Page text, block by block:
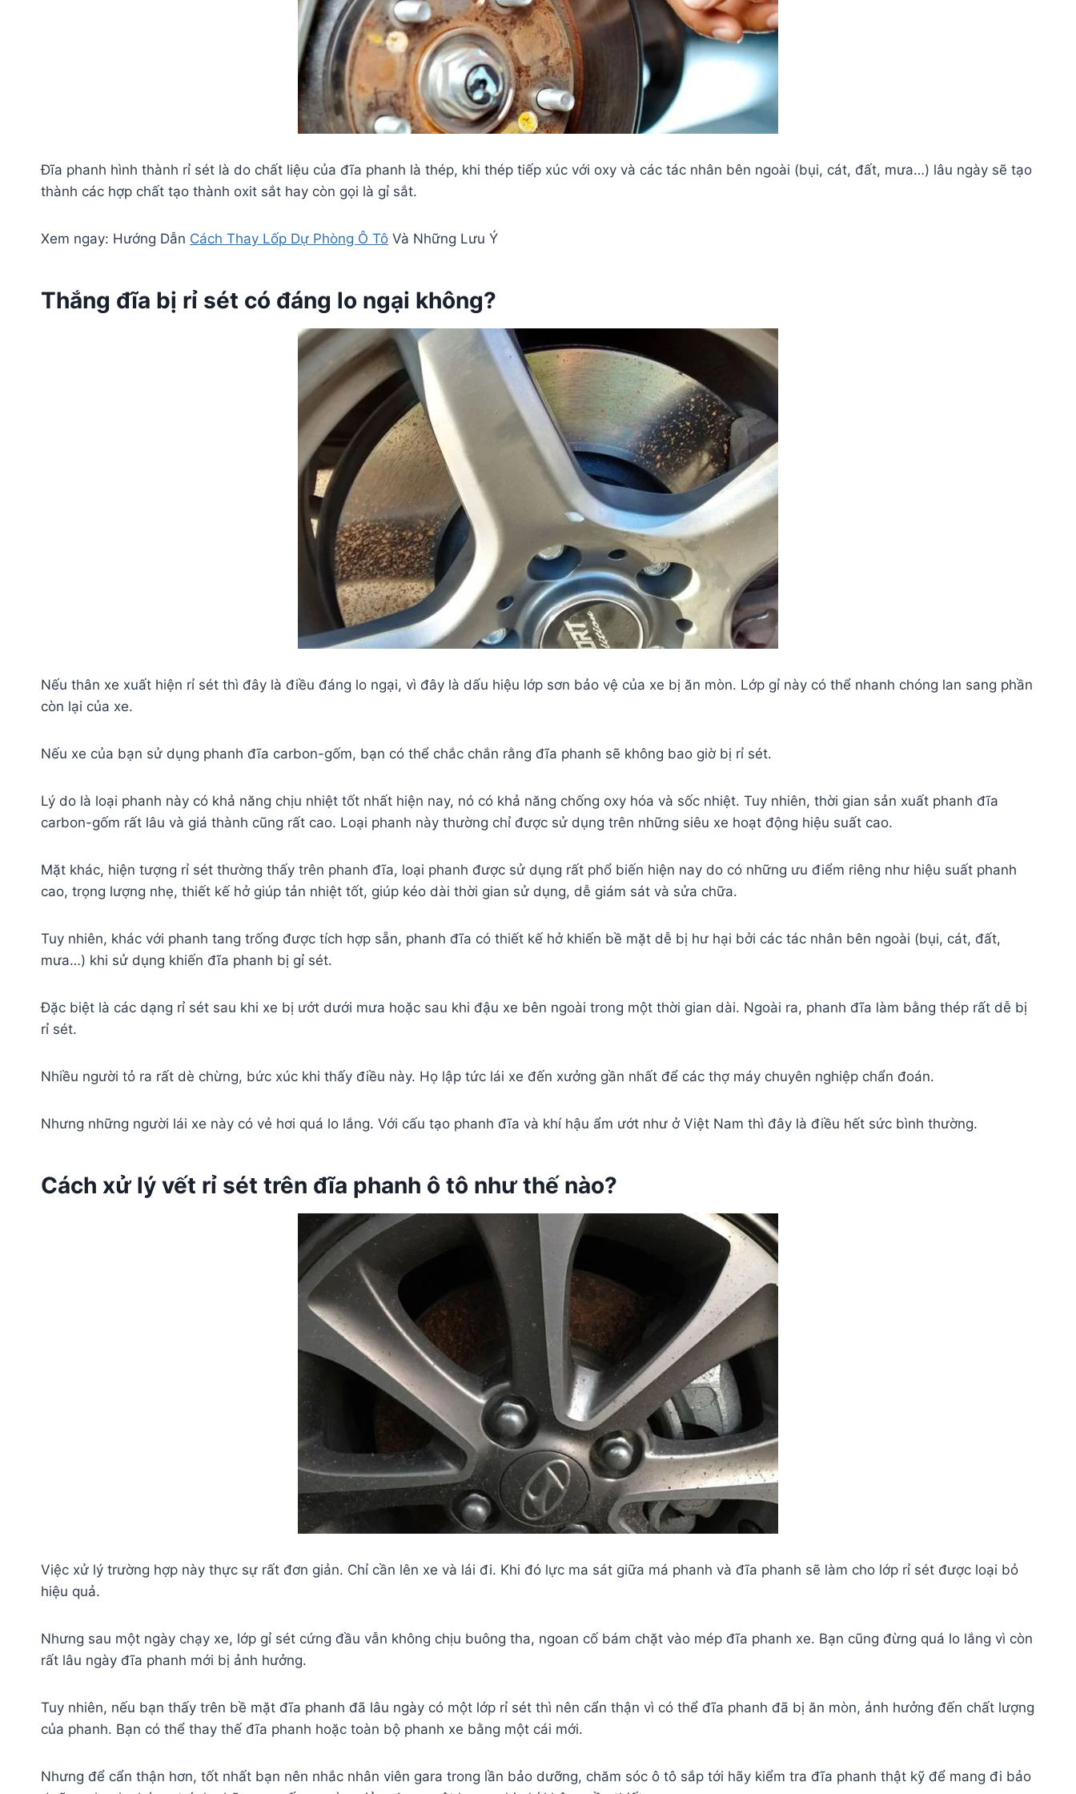
Đĩa phanh hình thành rỉ sét là do chất liệu của đĩa phanh là thép, khi thép tiếp xúc với oxy và các tác nhân bên ngoài (bụi, cát, đất, mưa…) lâu ngày sẽ tạo
thành các hợp chất tạo thành oxit sắt hay còn gọi là gỉ sắt.
Xem ngay: Hướng Dẫn Cách Thay Lốp Dự Phòng Ô Tô Và Những Lưu Ý
Thắng đĩa bị rỉ sét có đáng lo ngại không?
Nếu thân xe xuất hiện rỉ sét thì đây là điều đáng lo ngại, vì đây là dấu hiệu lớp sơn bảo vệ của xe bị ăn mòn. Lớp gỉ này có thể nhanh chóng lan sang phần
còn lại của xe.
Nếu xe của bạn sử dụng phanh đĩa carbon-gốm, bạn có thể chắc chắn rằng đĩa phanh sẽ không bao giờ bị rỉ sét.
Lý do là loại phanh này có khả năng chịu nhiệt tốt nhất hiện nay, nó có khả năng chống oxy hóa và sốc nhiệt. Tuy nhiên, thời gian sản xuất phanh đĩa
carbon-gốm rất lâu và giá thành cũng rất cao. Loại phanh này thường chỉ được sử dụng trên những siêu xe hoạt động hiệu suất cao.
Mặt khác, hiện tượng rỉ sét thường thấy trên phanh đĩa, loại phanh được sử dụng rất phổ biến hiện nay do có những ưu điểm riêng như hiệu suất phanh
cao, trọng lượng nhẹ, thiết kế hở giúp tản nhiệt tốt, giúp kéo dài thời gian sử dụng, dễ giám sát và sửa chữa.
Tuy nhiên, khác với phanh tang trống được tích hợp sẵn, phanh đĩa có thiết kế hở khiến bề mặt dễ bị hư hại bởi các tác nhân bên ngoài (bụi, cát, đất,
mưa…) khi sử dụng khiến đĩa phanh bị gỉ sét.
Đặc biệt là các dạng rỉ sét sau khi xe bị ướt dưới mưa hoặc sau khi đậu xe bên ngoài trong một thời gian dài. Ngoài ra, phanh đĩa làm bằng thép rất dễ bị
rỉ sét.
Nhiều người tỏ ra rất dè chừng, bức xúc khi thấy điều này. Họ lập tức lái xe đến xưởng gần nhất để các thợ máy chuyên nghiệp chẩn đoán.
Nhưng những người lái xe này có vẻ hơi quá lo lắng. Với cấu tạo phanh đĩa và khí hậu ẩm ướt như ở Việt Nam thì đây là điều hết sức bình thường.
Cách xử lý vết rỉ sét trên đĩa phanh ô tô như thế nào?
Việc xử lý trường hợp này thực sự rất đơn giản. Chỉ cần lên xe và lái đi. Khi đó lực ma sát giữa má phanh và đĩa phanh sẽ làm cho lớp rỉ sét được loại bỏ
hiệu quả.
Nhưng sau một ngày chạy xe, lớp gỉ sét cứng đầu vẫn không chịu buông tha, ngoan cố bám chặt vào mép đĩa phanh xe. Bạn cũng đừng quá lo lắng vì còn
rất lâu ngày đĩa phanh mới bị ảnh hưởng.
Tuy nhiên, nếu bạn thấy trên bề mặt đĩa phanh đã lâu ngày có một lớp rỉ sét thì nên cẩn thận vì có thể đĩa phanh đã bị ăn mòn, ảnh hưởng đến chất lượng
của phanh. Bạn có thể thay thế đĩa phanh hoặc toàn bộ phanh xe bằng một cái mới.
Nhưng để cẩn thận hơn, tốt nhất bạn nên nhắc nhân viên gara trong lần bảo dưỡng, chăm sóc ô tô sắp tới hãy kiểm tra đĩa phanh thật kỹ để mang đi bảo